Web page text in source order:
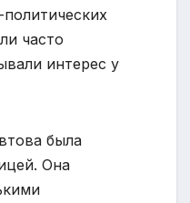
часто
интерес у
была
Она